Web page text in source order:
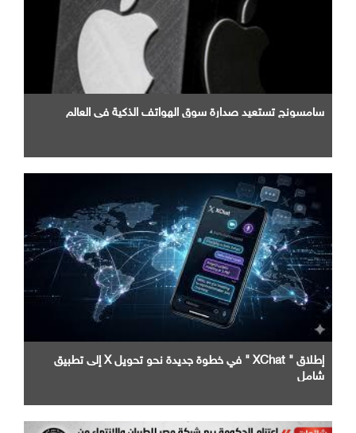
سامسونج تستعيد صدارة سوق الهواتف الذكية في العالم
إطلاق " XChat " في خطوة جديدة نحو تحويل X إلى تطبيق
شامل